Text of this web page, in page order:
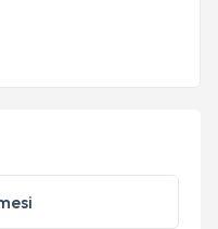
ile bilgilendireceğiz.
ilişkinAydınlatma
verilerimin belirtilen
ediyorum.